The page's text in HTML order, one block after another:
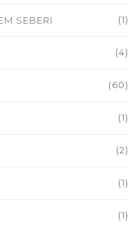
SEBERI (1)
(4)
(60)
(1)
(2)
(1)
(1)